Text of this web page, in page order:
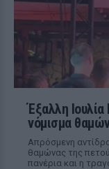
Έξαλλη
νόμισμα
Απρόσμενη
θαμώνας της
πανέρια και η